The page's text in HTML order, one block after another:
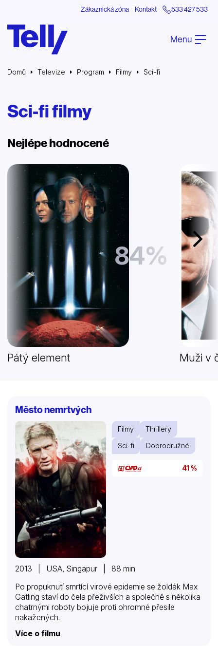
Zákaznická zóna Kontakt 533 427 533
Menu
Domů Televize Program Filmy Sci-fi
Sci-fi filmy
Nejlépe hodnocené
Další
84%
Pátý element Muži v
Město nemrtvých
Filmy
Thrillery
Sci-fi
Dobrodružné
41 %
2013 | USA, Singapur | 88 min
Po propuknutí smrtící virové epidemie se žoldák Max
Gatling staví do čela přeživších a společně s několika
chatrnými roboty bojuje proti ohromné přesile
nakažených.
Více o filmu